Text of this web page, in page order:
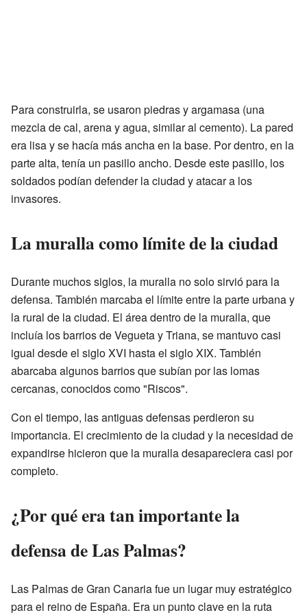
Para construirla, se usaron piedras y argamasa (una
mezcla de cal, arena y agua, similar al cemento). La pared
era lisa y se hacía más ancha en la base. Por dentro, en la
parte alta, tenía un pasillo ancho. Desde este pasillo, los
soldados podían defender la ciudad y atacar a los
invasores.
La muralla como límite de la ciudad
Durante muchos siglos, la muralla no solo sirvió para la
defensa. También marcaba el límite entre la parte urbana y
la rural de la ciudad. El área dentro de la muralla, que
incluía los barrios de Vegueta y Triana, se mantuvo casi
igual desde el siglo XVI hasta el siglo XIX. También
abarcaba algunos barrios que subían por las lomas
cercanas, conocidos como "Riscos".
Con el tiempo, las antiguas defensas perdieron su
importancia. El crecimiento de la ciudad y la necesidad de
expandirse hicieron que la muralla desapareciera casi por
completo.
¿Por qué era tan importante la
defensa de Las Palmas?
Las Palmas de Gran Canaria fue un lugar muy estratégico
para el reino de España. Era un punto clave en la ruta